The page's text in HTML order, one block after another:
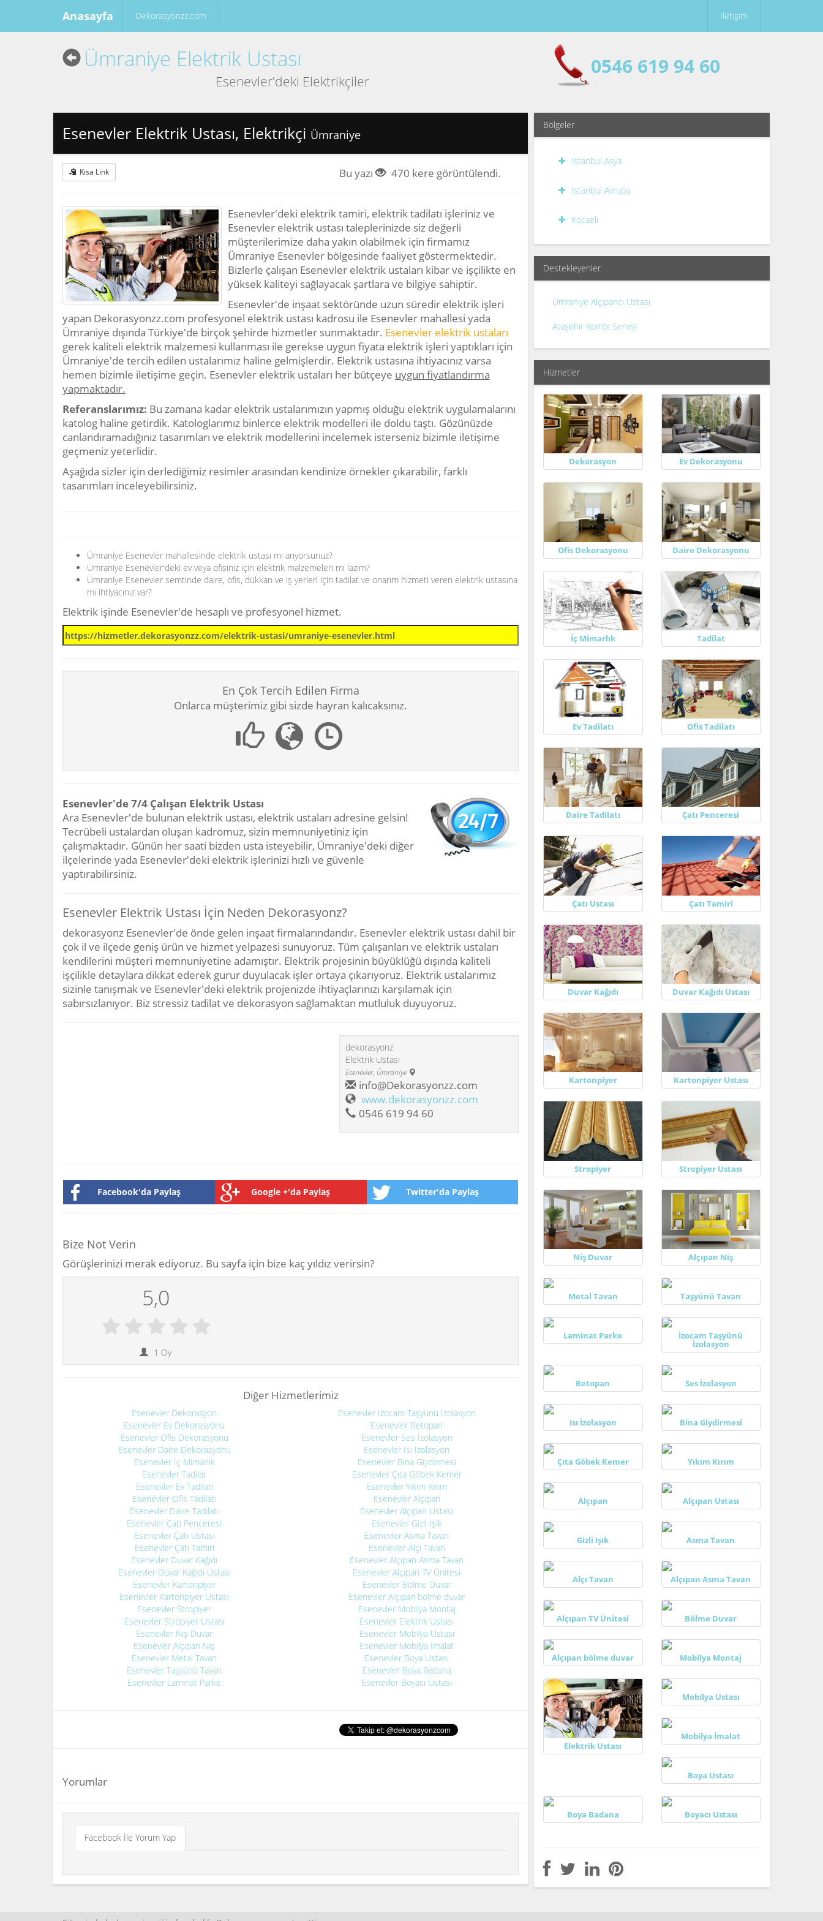
Anasayfa Dekorasyonzz.com İletişim
Ümraniye Elektrik Ustası
Esenevler'deki Elektrikçiler
0546 619 94 60
Esenevler Elektrik Ustası, Elektrikçi Ümraniye
Kısa Link Bu yazı 470 kere görüntülendi.
Esenevler'deki elektrik tamiri, elektrik tadilatı işleriniz ve
Esenevler elektrik ustası taleplerinizde siz değerli
müşterilerimize daha yakın olabilmek için firmamız
Ümraniye Esenevler bölgesinde faaliyet göstermektedir.
Bizlerle çalışan Esenevler elektrik ustaları kibar ve işçilikte en
yüksek kaliteyi sağlayacak şartlara ve bilgiye sahiptir.
Esenevler'de inşaat sektöründe uzun süredir elektrik işleri
yapan Dekorasyonzz.com profesyonel elektrik ustası kadrosu ile Esenevler mahallesi yada
Ümraniye dışında Türkiye'de birçok şehirde hizmetler sunmaktadır. Esenevler elektrik ustaları
gerek kaliteli elektrik malzemesi kullanması ile gerekse uygun fiyata elektrik işleri yaptıkları için
Ümraniye'de tercih edilen ustalarımız haline gelmişlerdir. Elektrik ustasına ihtiyacınız varsa
hemen bizimle iletişime geçin. Esenevler elektrik ustaları her bütçeye uygun fiyatlandırma
yapmaktadır.
Referanslarımız: Bu zamana kadar elektrik ustalarımızın yapmış olduğu elektrik uygulamalarını
katolog haline getirdik. Katologlarımız binlerce elektrik modelleri ile doldu taştı. Gözünüzde
canlandıramadığınız tasarımları ve elektrik modellerini incelemek isterseniz bizimle iletişime
geçmeniz yeterlidir.
Aşağıda sizler için derlediğimiz resimler arasından kendinize örnekler çıkarabilir, farklı
tasarımları inceleyebilirsiniz.
Ümraniye Esenevler mahallesinde elektrik ustası mı arıyorsunuz?
Ümraniye Esenevler'deki ev veya ofisiniz için elektrik malzemeleri mi lazım?
Ümraniye Esenevler semtinde daire, ofis, dükkan ve iş yerleri için tadilat ve onarım hizmeti veren elektrik ustasına
mı ihtiyacınız var?
Elektrik işinde Esenevler'de hesaplı ve profesyonel hizmet.
En Çok Tercih Edilen Firma
Onlarca müşterimiz gibi sizde hayran kalıcaksınız.
Esenevler'de 7/4 Çalışan Elektrik Ustası
Ara Esenevler'de bulunan elektrik ustası, elektrik ustaları adresine gelsin!
Tecrübeli ustalardan oluşan kadromuz, sizin memnuniyetiniz için
çalışmaktadır. Günün her saati bizden usta isteyebilir, Ümraniye'deki diğer
ilçelerinde yada Esenevler'deki elektrik işlerinizi hızlı ve güvenle
yaptırabilirsiniz.
Esenevler Elektrik Ustası İçin Neden Dekorasyonz?
dekorasyonz Esenevler'de önde gelen inşaat firmalarındandır. Esenevler elektrik ustası dahil bir
çok il ve ilçede geniş ürün ve hizmet yelpazesi sunuyoruz. Tüm çalışanları ve elektrik ustaları
kendilerini müşteri memnuniyetine adamıştır. Elektrik projesinin büyüklüğü dışında kaliteli
işçilikle detaylara dikkat ederek gurur duyulacak işler ortaya çıkarıyoruz. Elektrik ustalarımız
sizinle tanışmak ve Esenevler'deki elektrik projenizde ihtiyaçlarınızı karşılamak için
sabırsızlanıyor. Biz stressiz tadilat ve dekorasyon sağlamaktan mutluluk duyuyoruz.
dekorasyonz
Elektrik Ustası
Esenevler, Ümraniye
info@Dekorasyonzz.com
www.dekorasyonzz.com
0546 619 94 60
Facebook'da Paylaş Google +'da Paylaş Twitter'da Paylaş
Bize Not Verin
Görüşlerinizi merak ediyoruz. Bu sayfa için bize kaç yıldız verirsin?
5,0
1 Oy
Diğer Hizmetlerimiz
Esenevler Dekorasyon
Esenevler Ev Dekorasyonu
Esenevler Ofis Dekorasyonu
Esenevler Daire Dekorasyonu
Esenevler İç Mimarlık
Esenevler Tadilat
Esenevler Ev Tadilatı
Esenevler Ofis Tadilatı
Esenevler Daire Tadilatı
Esenevler Çatı Penceresi
Esenevler Çatı Ustası
Esenevler Çatı Tamiri
Esenevler Duvar Kağıdı
Esenevler Duvar Kağıdı Ustası
Esenevler Kartonpiyer
Esenevler Kartonpiyer Ustası
Esenevler Stropiyer
Esenevler Stropiyer Ustası
Esenevler Niş Duvar
Esenevler Alçıpan Niş
Esenevler Metal Tavan
Esenevler Taşyünü Tavan
Esenevler Laminat Parke
Esenevler İzocam Taşyünü İzolasyon
Esenevler Betopan
Esenevler Ses İzolasyon
Esenevler Isı İzolasyon
Esenevler Bina Giydirmesi
Esenevler Çıta Göbek Kemer
Esenevler Yıkım Kırım
Esenevler Alçıpan
Esenevler Alçıpan Ustası
Esenevler Gizli Işık
Esenevler Asma Tavan
Esenevler Alçı Tavan
Esenevler Alçıpan Asma Tavan
Esenevler Alçıpan TV Ünitesi
Esenevler Bölme Duvar
Esenevler Alçıpan bölme duvar
Esenevler Mobilya Montaj
Esenevler Elektrik Ustası
Esenevler Mobilya Ustası
Esenevler Mobilya İmalat
Esenevler Boya Ustası
Esenevler Boya Badana
Esenevler Boyacı Ustası
Yorumlar
Facebook İle Yorum Yap
Bölgeler
İstanbul Asya
İstanbul Avrupa
Kocaeli
Destekleyenler
Ümraniye Alçıpancı Ustası
Ataşehir Kombi Servisi
Hizmetler
Dekorasyon Ev Dekorasyonu
Ofis Dekorasyonu Daire Dekorasyonu
İç Mimarlık Tadilat
Ev Tadilatı Ofis Tadilatı
Daire Tadilatı Çatı Penceresi
Çatı Ustası Çatı Tamiri
Duvar Kağıdı Duvar Kağıdı Ustası
Kartonpiyer Kartonpiyer Ustası
Stropiyer Stropiyer Ustası
Niş Duvar Alçıpan Niş
Metal Tavan Taşyünü Tavan
Laminat Parke İzocam Taşyünü
İzolasyon
Betopan Ses İzolasyon
Isı İzolasyon Bina Giydirmesi
Çıta Göbek Kemer Yıkım Kırım
Alçıpan Alçıpan Ustası
Gizli Işık Asma Tavan
Alçı Tavan Alçıpan Asma Tavan
Alçıpan TV Ünitesi Bölme Duvar
Alçıpan bölme duvar Mobilya Montaj
Elektrik Ustası
Mobilya Ustası
Mobilya İmalat
Boya Ustası
Boya Badana Boyacı Ustası